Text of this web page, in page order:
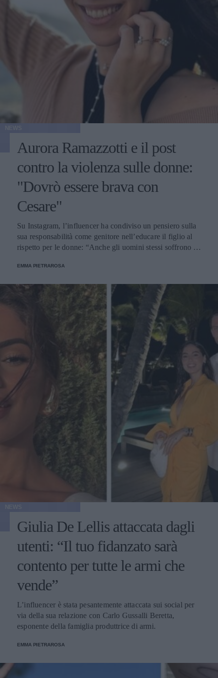
Aurora Ramazzotti e il post
contro la violenza sulle donne:
"Dovrò essere brava con
Cesare"
Su Instagram, l’influencer ha condiviso un pensiero sulla
sua responsabilità come genitore nell’educare il figlio al
rispetto per le donne: “Anche gli uomini stessi soffrono gli
EMMA PIETRAROSA
Giulia De Lellis attaccata dagli
utenti: “Il tuo fidanzato sarà
contento per tutte le armi che
vende”
L’influencer è stata pesantemente attaccata sui social per
via della sua relazione con Carlo Gussalli Beretta,
esponente della famiglia produttrice di armi.
EMMA PIETRAROSA